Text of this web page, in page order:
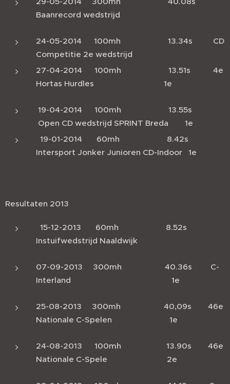
Baanrecord wedstrijd
24-05-2014 100mh 13.34s CD
Competitie 2e wedstrijd
27-04-2014 100mh 13.51s 4e
Hortas Hurdles 1e
19-04-2014 100mh 13.55s
Open CD wedstrijd SPRINT Breda 1e
19-01-2014 60mh 8.42s
Intersport Jonker Junioren CD-Indoor 1e
Resultaten 2013
15-12-2013 60mh 8.52s
Instuifwedstrijd Naaldwijk
07-09-2013 300mh 40.36s C-
Interland 1e
25-08-2013 300mh 40,09s 46e
Nationale C-Spelen 1e
24-08-2013 100mh 13.90s 46e
Nationale C-Spele 2e